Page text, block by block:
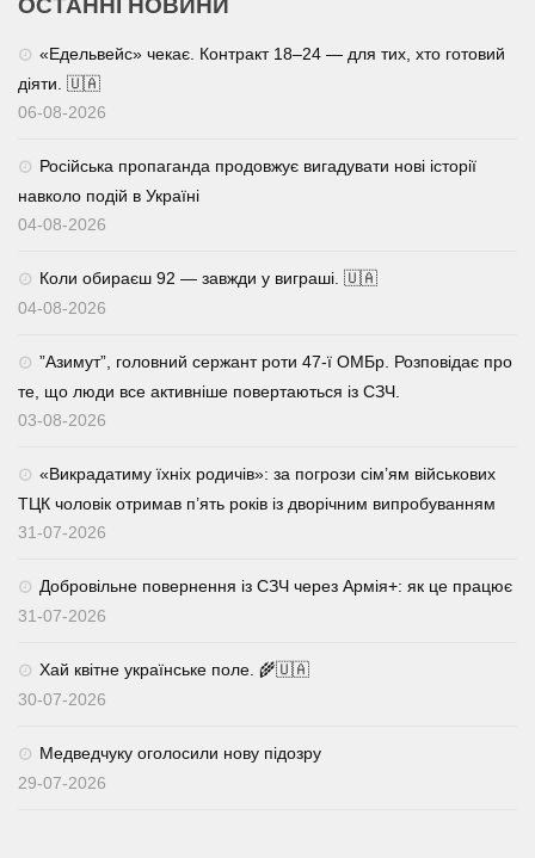
ОСТАННІ НОВИНИ
«Едельвейс» чекає. Контракт 18–24 — для тих, хто готовий
діяти. 🇺🇦
06-08-2026
Російська пропаганда продовжує вигадувати нові історії
навколо подій в Україні
04-08-2026
Коли обираєш 92 — завжди у виграші. 🇺🇦
04-08-2026
⁨”Азимут”, головний сержант роти 47-ї ОМБр. Розповідає про
те, що люди все активніше повертаються із СЗЧ.
03-08-2026
«Викрадатиму їхніх родичів»: за погрози сім’ям військових
ТЦК чоловік отримав п’ять років із дворічним випробуванням
31-07-2026
Добровільне повернення із СЗЧ через Армія+: як це працює
31-07-2026
Хай квітне українське поле. 🌾🇺🇦
30-07-2026
Медведчуку оголосили нову підозру
29-07-2026